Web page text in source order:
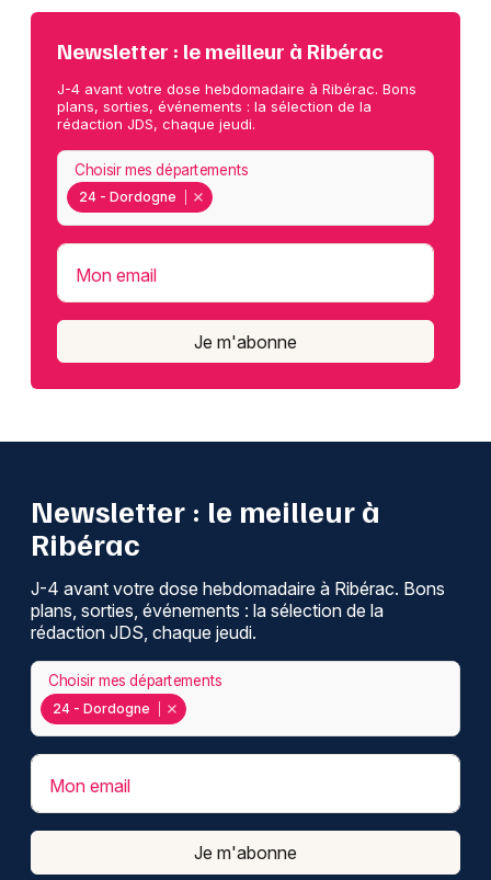
Newsletter : le meilleur à Ribérac
J-4 avant votre dose hebdomadaire à Ribérac. Bons
plans, sorties, événements : la sélection de la
rédaction JDS, chaque jeudi.
24 - Dordogne
Choisir mes départements
Mon email
Je m'abonne
Newsletter : le meilleur à
Ribérac
J-4 avant votre dose hebdomadaire à Ribérac. Bons
plans, sorties, événements : la sélection de la
rédaction JDS, chaque jeudi.
24 - Dordogne
Choisir mes départements
Mon email
Je m'abonne